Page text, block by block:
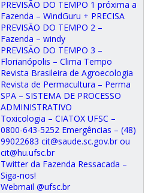
PREVISÃO DO TEMPO 1 próxima a
Fazenda – WindGuru + PRECISA
PREVISÃO DO TEMPO 2 –
Fazenda – windy
PREVISÃO DO TEMPO 3 –
Florianópolis – Clima Tempo
Revista Brasileira de Agroecologia
Revista de Permacultura – Perma
SPA – SISTEMA DE PROCESSO
ADMINISTRATIVO
Toxicologia – CIATOX UFSC –
0800-643-5252 Emergências – (48)
99022683 cit@saude.sc.gov.br ou
cit@hu.ufsc.br
Twitter da Fazenda Ressacada –
Siga-nos!
Webmail @ufsc.br